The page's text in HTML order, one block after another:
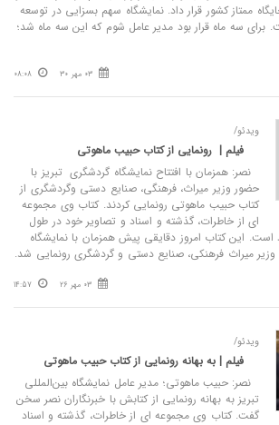
ممتاز کشور قرار داد. نمایشگاه سهم بسزایی در توسعه
برای سه ماه قرار بود مدیر عامل شوم که این سه ماه شد؛
03 مهر 30 08:08
ویدئو/
فیلم | رونمایی از کتاب حبیب ماهوتی
نصر: همزمان با افتتاح نمایشگاه گردشگری تبریز با
حضور وزیر میراث، فرهنگی، صنایع دستی و‌گردشگری از
کتاب حبیب ماهوتی رونمایی کردند. کتاب وی مجموعه
ای از خاطرات، گذشته و اسناد و تصاویر خود در طول
خود است. این کتاب امروز دقایقی پیش همزمان با نمایشگاه
وزیر میراث فرهنکی، صنایع دستی و گردشگری رونمایی شد.
03 مهر 26 14:57
ویدئو/
فیلم | به بهانه رونمایی از کتاب حبیب ماهوتی
نصر: حبیب ماهوتی؛ مدیر عامل نمایشگاه بین‌المللی
تبریز به بهانه رونمایی از کتابش با خبرنگاران نصر سخن
گفت. کتاب وی مجموعه ای از خاطرات، گذشته و اسناد